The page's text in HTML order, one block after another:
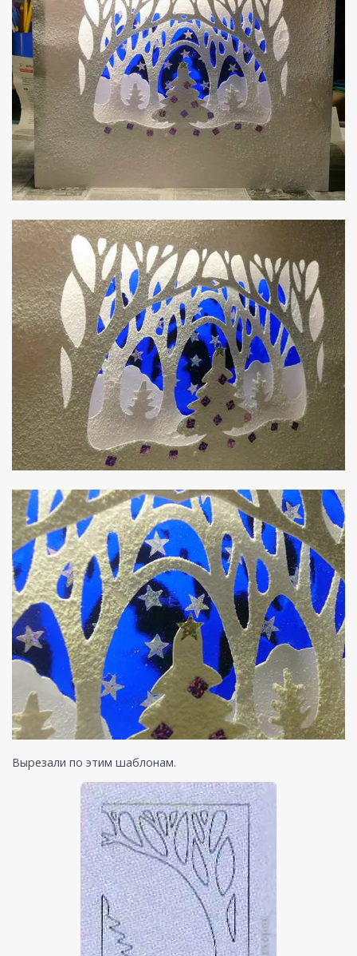
Вырезали по этим шаблонам.